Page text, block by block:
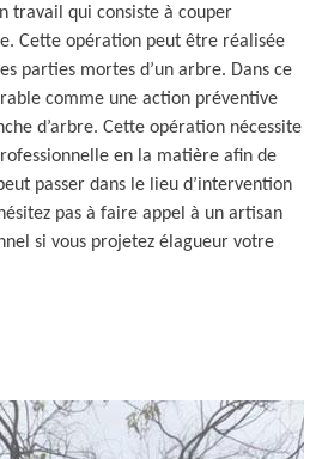
travail qui consiste à couper
Cette opération peut être réalisée
parties mortes d’un arbre. Dans ce
comme une action préventive
d’arbre. Cette opération nécessite
en la matière afin de
passer dans le lieu d’intervention
pas à faire appel à un artisan
si vous projetez élagueur votre